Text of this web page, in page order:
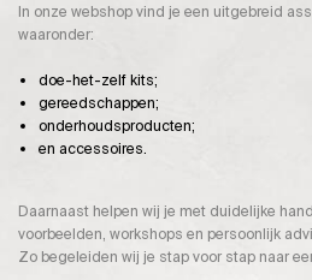
In onze webshop vind je een uitgebreid
waaronder:
doe-het-zelf kits;
gereedschappen;
onderhoudsproducten;
en accessoires.
Daarnaast helpen wij je met duidelijke
voorbeelden, workshops en persoonlijk
Zo begeleiden wij je stap voor stap naar